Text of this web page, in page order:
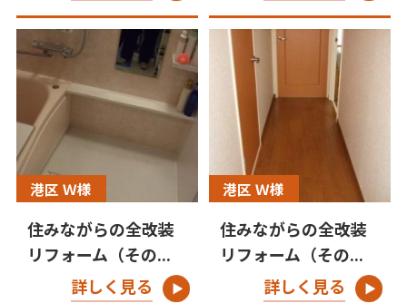
港区 Ｗ様
住みながらの全改装
リフォーム（その...
詳しく見る
港区 Ｗ様
住みながらの全改装
リフォーム（その...
詳しく見る